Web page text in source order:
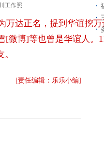
工作照
万达正名，提到华谊挖
[微博]等也曾是华谊人。
[责任编辑：乐乐小编]